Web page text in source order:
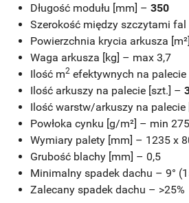
Długość modułu [mm] – 350
Szerokość między szczytami
Powierzchnia krycia arkusza
Waga arkusza [kg] – max 3,7
Ilość m2 efektywnych na palecie
Ilość arkuszy na palecie [szt.] –
Ilość warstw/arkuszy na
Powłoka cynku [g/m²] – min 275
Wymiary palety [mm] – 1235 x
Grubość blachy [mm] – 0,5
Minimalny spadek dachu – 9°
Zalecany spadek dachu – >25%